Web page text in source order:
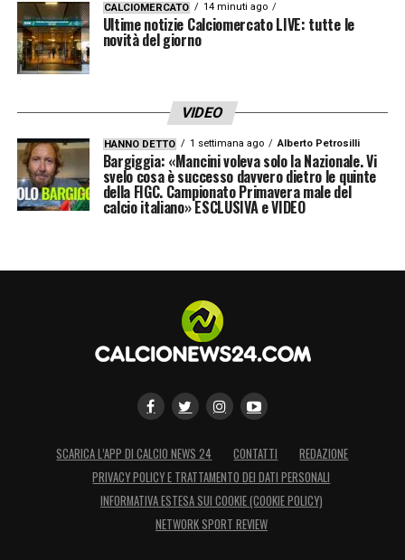
CALCIOMERCATO 14 minuti ago
Ultime notizie Calciomercato LIVE: tutte le
novità del giorno
VIDEO
HANNO DETTO 1 settimana ago Alberto Petrosilli
Bargiggia: «Mancini voleva solo la Nazionale. Vi
svelo cosa è successo davvero dietro le quinte
della FIGC. Campionato Primavera male del
calcio italiano» ESCLUSIVA e VIDEO
SCARICA L’APP DI CALCIO NEWS 24 CONTATTI
REDAZIONE
PRIVACY POLICY E TRATTAMENTO DEI DATI PERSONALI
INFORMATIVA ESTESA SUI COOKIE (COOKIE POLICY)
NETWORK SPORT REVIEW